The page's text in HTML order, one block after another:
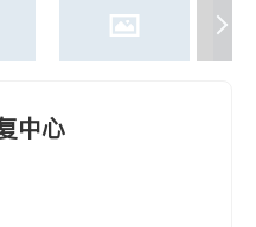
中心